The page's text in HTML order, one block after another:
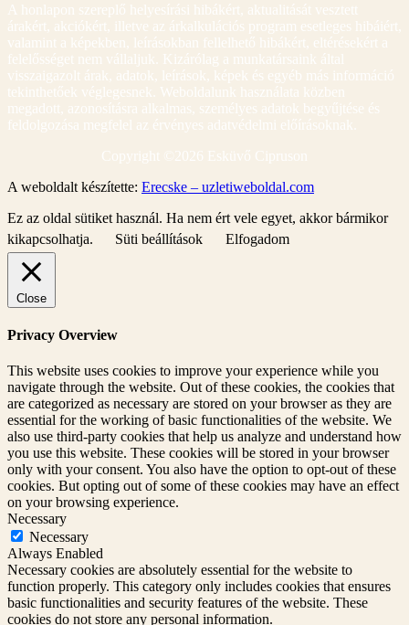
A honlapon szereplő helyesírási hibákért, aktualitását vesztett
árakért, akciókért, illetve az árkalkulációs program esetleges hibáiért,
valamint a képekben, leírásokban fellelhető hibákért, eltérésekért a
felelősséget nem vállaljuk. Kizárólag a munkatársaink által
visszaigazolt árak, adatok, leírások, képek és egyéb más információ
tekinthetőek véglegesnek. Weboldalunk használata közben
megadott, azonosításra alkalmas, személyes adatok begyűjtése és
feldolgozása megfelel az érvényes adatvédelmi előírásoknak.
Copyright ©
2026 Esküvő Cipruson
A weboldalt készítette: Erecske – uzletiweboldal.com
Ez az oldal sütiket használ. Ha nem ért vele egyet, akkor bármikor
kikapcsolhatja.
Süti beállítások Elfogadom
Close
Privacy Overview
This website uses cookies to improve your experience while you
navigate through the website. Out of these cookies, the cookies that
are categorized as necessary are stored on your browser as they are
essential for the working of basic functionalities of the website. We
also use third-party cookies that help us analyze and understand how
you use this website. These cookies will be stored in your browser
only with your consent. You also have the option to opt-out of these
cookies. But opting out of some of these cookies may have an effect
on your browsing experience.
Necessary
Necessary
Always Enabled
Necessary cookies are absolutely essential for the website to
function properly. This category only includes cookies that ensures
basic functionalities and security features of the website. These
cookies do not store any personal information.